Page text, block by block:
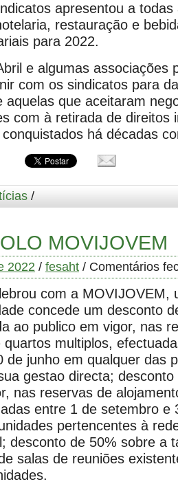
apresentou a
restauração e
para 2022.
e algumas associações
com os sindicatos para
aquelas que aceitaram
com à retirada de direitos
há décadas
/
MOVIJOVEM
2022 / fesaht / Comentários
com a MOVIJOVEM,
concede um desconto
ao publico em vigor, nas
quartos multiplos,
de junho em qualquer das
gestao directa;
nas reservas de
entre 1 de setembro e
pertencentes à
desconto de 50% sobre a
salas de reuniões